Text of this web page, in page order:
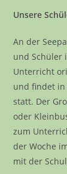
Unsere
An der
und Schüler
Unterricht
und findet in
statt. Der
oder
zum
der Woche
mit der